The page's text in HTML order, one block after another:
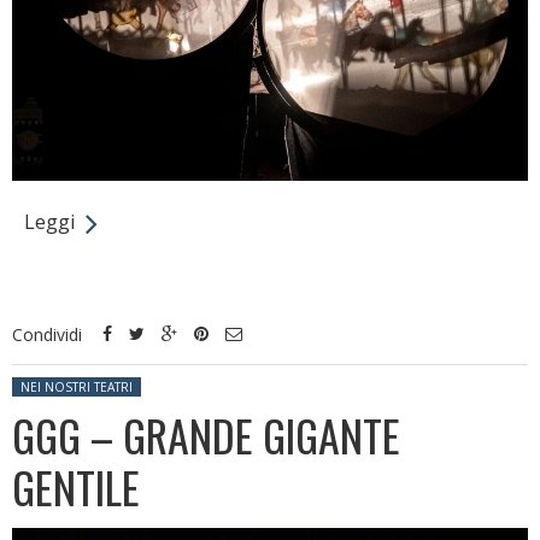
Leggi
Condividi
Posted in:
NEI NOSTRI TEATRI
GGG – GRANDE GIGANTE
GENTILE